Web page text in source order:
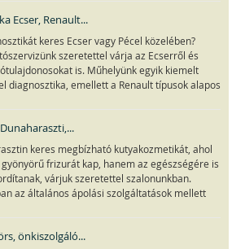
Ecser, Renault...
keres Ecser vagy Pécel közelében?
szeretettel várja az Ecserről és
is. Műhelyünk egyik kiemelt
diagnosztika, emellett a Renault típusok alapos
keres megbízható kutyakozmetikát, ahol
frizurát kap, hanem az egészségére is
várjuk szeretettel szalonunkban.
az általános ápolási szolgáltatások mellett
önkiszolgáló...